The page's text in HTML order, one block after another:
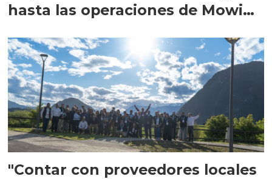
hasta las operaciones de Mowi
"Contar con proveedores locales